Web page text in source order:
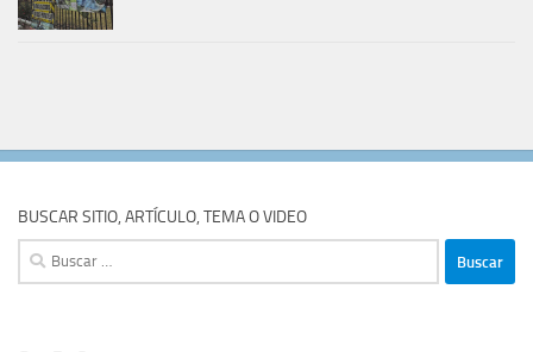
BUSCAR SITIO, ARTÍCULO, TEMA O VIDEO
Buscar: